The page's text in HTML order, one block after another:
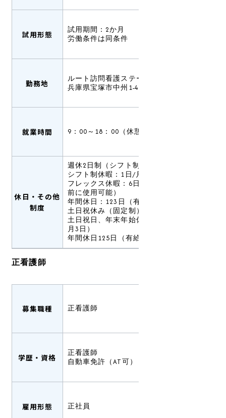
試用形態
試用期間：2か月
労働条件は同条件
勤務地
ルート訪問看護ステーション宝塚
兵庫県宝塚市中州1-4-23-101
就業時間 9：00～18：00（休憩60分）
休日・その他
制度
週休2日制（シフト制）
シフト制休暇：1日/月
フレックス休暇：6日/年（有給休暇発生
前に使用可能）
年間休日：123日（有給休暇は別途支給）
土日祝休み（固定制）
土日祝日、年末年始休暇（12月30日～1
月3日）
年間休日125日（有給休暇は別途支給）
正看護師
募集職種 正看護師
学歴・資格
正看護師
自動車免許（AT可）
雇用形態 正社員